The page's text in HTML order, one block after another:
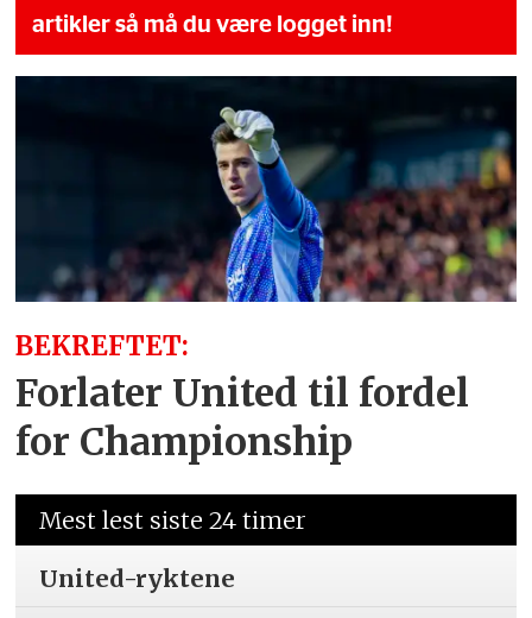
artikler så må du være logget inn!
BEKREFTET:
Forlater United til fordel
for Championship
Mest lest siste 24 timer
United-ryktene